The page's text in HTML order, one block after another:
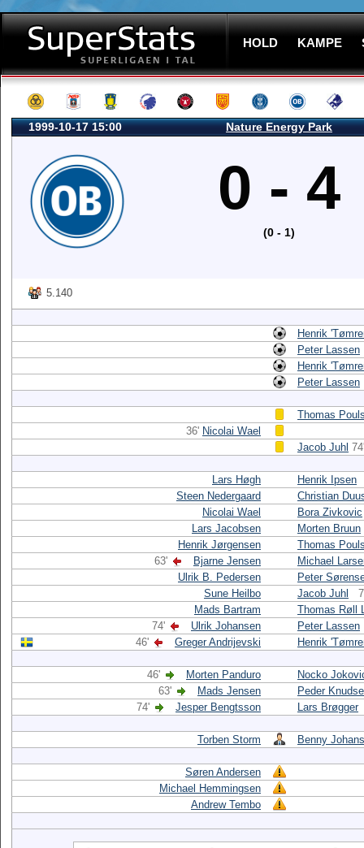
HOLD KAMPE
1999-10-17 15:00 Nature Energy Park
0 - 4
(0 - 1)
5.140
Henrik
Peter Lassen
Henrik
Peter Lassen
Thomas
36' Nicolai Wael
Jacob Juhl 74'
Lars Høgh
Henrik Ipsen
Steen Nedergaard
Christian
Nicolai Wael
Bora Zivkovic
Lars Jacobsen
Morten Bruun
Henrik Jørgensen
Thomas
63'
Bjarne Jensen
Michael
Ulrik B. Pedersen
Peter
Sune Heilbo
Jacob Juhl
Mads Bartram
Thomas Røll
74'
Ulrik Johansen
Peter Lassen
46'
Greger Andrijevski Henrik
46' Morten Panduro
Nocko
63'
Mads Jensen
Peder
74'
Jesper Bengtsson Lars Brøgger
Torben Storm Benny
Søren Andersen
Michael Hemmingsen
Andrew Tembo